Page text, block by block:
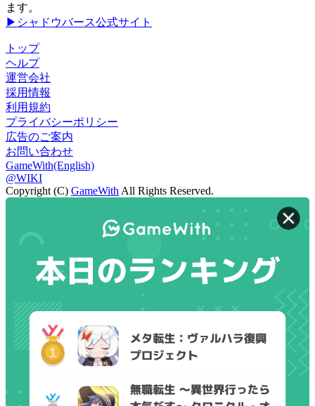
ます。
▶シャドウバース公式サイト
トップ
ヘルプ
運営会社
採用情報
利用規約
プライバシーポリシー
広告のご案内
お問い合わせ
GameWith(English)
@WIKI
Copyright (C) GameWith All Rights Reserved.